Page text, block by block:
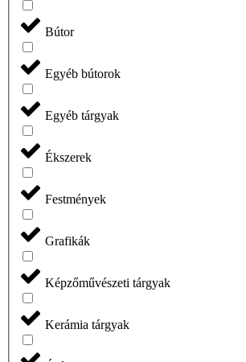
Bútor
Egyéb bútorok
Egyéb tárgyak
Ékszerek
Festmények
Grafikák
Képzőművészeti tárgyak
Kerámia tárgyak